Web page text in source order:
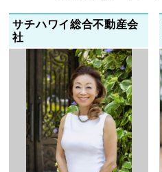
サチハワイ総合不動産会
社